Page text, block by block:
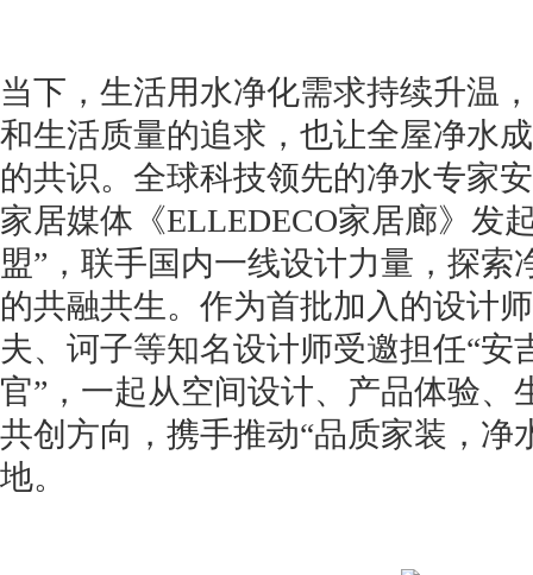
当下，生活用水净化需求持续升温
和生活质量的追求，也让全屋净水
的共识。全球科技领先的净水专家
家居媒体《ELLEDECO家居廊》发
盟”，联手国内一线设计力量，探索
的共融共生。作为首批加入的设计
夫、诃子等知名设计师受邀担任“安
官”，一起从空间设计、产品体验、
共创方向，携手推动“品质家装，净
地。